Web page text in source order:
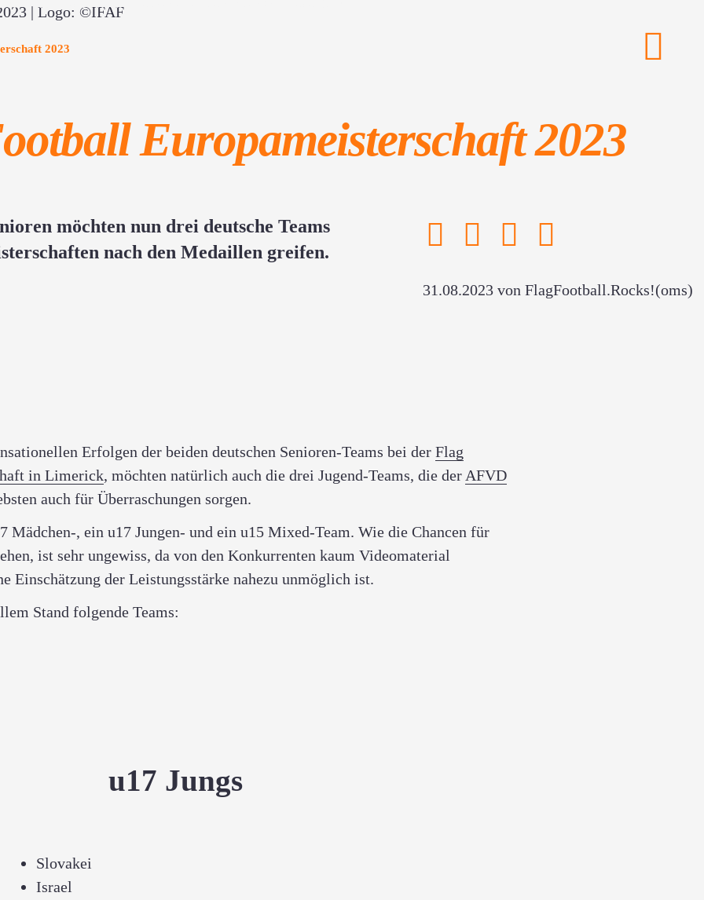
Youth Flag Football European Championships 2023 | Logo: ©IFAF
2023
Europameisterschaft 2023
möchten nun drei deutsche Teams
nach den Medaillen greifen.
31.08.2023 von FlagFootball.Rocks!(oms)
Erfolgen der beiden deutschen Senioren-Teams bei der Flag
in Limerick, möchten natürlich auch die drei Jugend-Teams, die der AFVD
auch für Überraschungen sorgen.
Mädchen-, ein u17 Jungen- und ein u15 Mixed-Team. Wie die Chancen für
ist sehr ungewiss, da von den Konkurrenten kaum Videomaterial
Einschätzung der Leistungsstärke nahezu unmöglich ist.
Stand folgende Teams:
u17 Jungs
Slovakei
Israel